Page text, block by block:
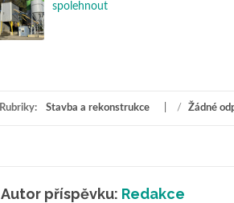
spolehnout
Rubriky: Stavba a rekonstrukce / Žádné
Autor příspěvku: Redakce